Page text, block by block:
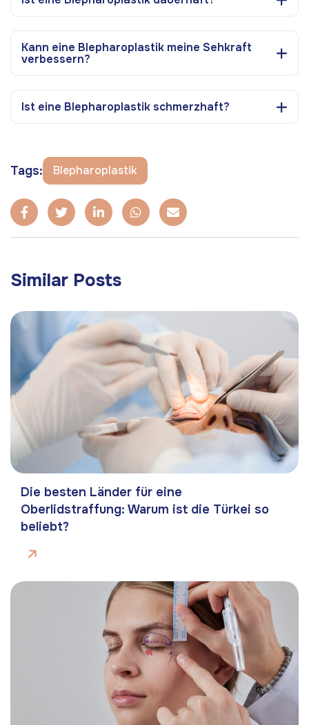
Kann eine Blepharoplastik meine Sehkraft
verbessern?
Ist eine Blepharoplastik schmerzhaft?
Tags: Blepharoplastik
Similar Posts
Die besten Länder für eine
Oberlidstraffung: Warum ist die Türkei so
beliebt?